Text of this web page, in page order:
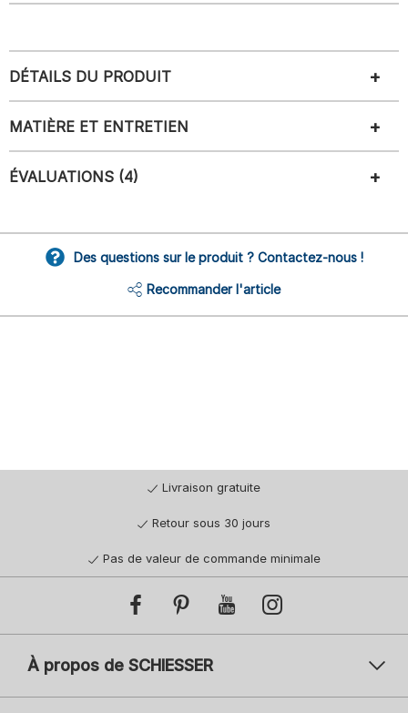
DÉTAILS DU PRODUIT
MATIÈRE ET ENTRETIEN
ÉVALUATIONS (4)
Des questions sur le produit ? Contactez-nous !
Recommander l'article
Livraison gratuite
Retour sous 30 jours
Pas de valeur de commande minimale
À propos de SCHIESSER